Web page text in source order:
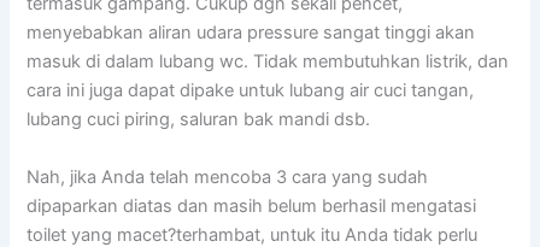
menyebabkan aliran udara pressure sangat tinggi akan
masuk di dalam lubang wc. Tidak membutuhkan listrik, dan
cara ini juga dapat dipake untuk lubang air cuci tangan,
lubang cuci piring, saluran bak mandi dsb.
Nah, jika Anda telah mencoba 3 cara yang sudah
dipaparkan diatas dan masih belum berhasil mengatasi
toilet yang macet?terhambat, untuk itu Anda tidak perlu